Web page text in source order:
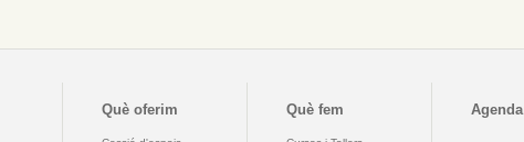
Què oferim Què fem Agenda